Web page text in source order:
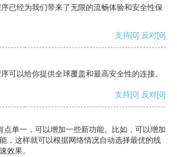
已经为我们带来了无限的流畅体验和安全性保
支持[0] 反对[0]
可以给你提供全球覆盖和最高安全性的连接。
支持[0] 反对[0]
点单一，可以增加一些新功能。比如，可以增加
，这样就可以根据网络情况自动选择最优的线
效果。